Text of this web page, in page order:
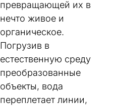
превращающей их в
нечто живое и
органическое.
Погрузив в
естественную среду
преобразованные
объекты, вода
переплетает линии,